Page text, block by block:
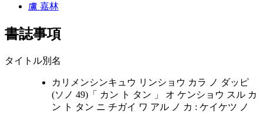
盧 嘉林
書誌事項
タイトル別名
カリメンシンキュウ リンショウ カラ ノ ダッピ
(ソノ 49)「 カン ト タン 」 オ ケンショウ スル カ
ン ト タン ニ チガイ ワ アル ノ カ : ケイケツ ノ